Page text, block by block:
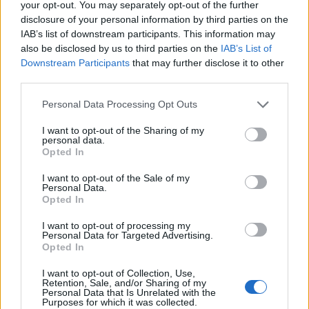
your opt-out. You may separately opt-out of the further
disclosure of your personal information by third parties on the
IAB’s list of downstream participants. This information may
also be disclosed by us to third parties on the IAB’s List of
Downstream Participants that may further disclose it to other
Please note that this website/app uses one or more Google
not limited to your visit or usage behaviour. You may click to
grant or deny consent to Google and its third-party tags to
use your data for below specified purposes in below Google
consent section.
Personal Data Processing Opt Outs
I want to opt-out of the Sharing of my
personal data.
Opted In
I want to opt-out of the Sale of my
Personal Data.
Opted In
I want to opt-out of processing my
Personal Data for Targeted Advertising.
Opted In
I want to opt-out of Collection, Use,
Retention, Sale, and/or Sharing of my
Personal Data that Is Unrelated with the
Purposes for which it was collected.